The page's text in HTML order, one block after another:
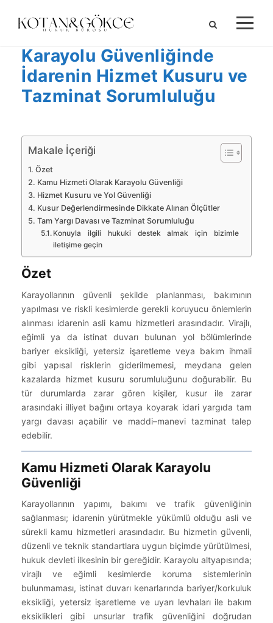
Karayolu Güvenliğinde
İdarenin Hizmet Kusuru ve
Tazminat Sorumluluğu
Makale İçeriği
Özet
Kamu Hizmeti Olarak Karayolu Güvenliği
Hizmet Kusuru ve Yol Güvenliği
Kusur Değerlendirmesinde Dikkate Alınan Ölçütler
Tam Yargı Davası ve Tazminat Sorumluluğu
Konuyla ilgili hukuki destek almak için bizimle
iletişime geçin
Özet
Karayollarının güvenli şekilde planlanması, bakımının
yapılması ve riskli kesimlerde gerekli koruyucu önlemlerin
alınması idarenin asli kamu hizmetleri arasındadır. Virajlı,
eğimli ya da istinat duvarı bulunan yol bölümlerinde
bariyer eksikliği, yetersiz işaretleme veya bakım ihmali
gibi yapısal risklerin giderilmemesi, meydana gelen
kazalarda hizmet kusuru sorumluluğunu doğurabilir. Bu
tür durumlarda zarar gören kişiler, kusur ile zarar
arasındaki illiyet bağını ortaya koyarak idari yargıda tam
yargı davası açabilir ve maddi–manevi tazminat talep
edebilir.
Kamu Hizmeti Olarak Karayolu
Güvenliği
Karayollarının yapımı, bakımı ve trafik güvenliğinin
sağlanması; idarenin yürütmekle yükümlü olduğu asli ve
sürekli kamu hizmetleri arasındadır. Bu hizmetin güvenli,
düzenli ve teknik standartlara uygun biçimde yürütülmesi,
hukuk devleti ilkesinin bir gereğidir. Karayolu altyapısında;
virajlı ve eğimli kesimlerde koruma sistemlerinin
bulunmaması, istinat duvarı kenarlarında bariyer/korkuluk
eksikliği, yetersiz işaretleme ve uyarı levhaları ile bakım
eksiklikleri gibi unsurlar trafik güvenliğini doğrudan